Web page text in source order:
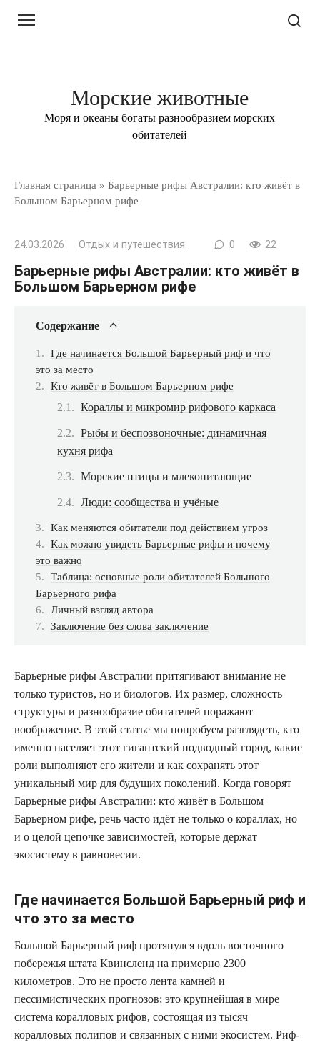
Морские животные
Моря и океаны богаты разнообразием морских
обитателей
Главная страница » Барьерные рифы Австралии: кто живёт в
Большом Барьерном рифе
24.03.2026 Отдых и путешествия 0 22
Барьерные рифы Австралии: кто живёт в
Большом Барьерном рифе
Содержание
Где начинается Большой Барьерный риф и что
это за место
Кто живёт в Большом Барьерном рифе
Кораллы и микромир рифового каркаса
Рыбы и беспозвоночные: динамичная
кухня рифа
Морские птицы и млекопитающие
Люди: сообщества и учёные
Как меняются обитатели под действием угроз
Как можно увидеть Барьерные рифы и почему
это важно
Таблица: основные роли обитателей Большого
Барьерного рифа
Личный взгляд автора
Заключение без слова заключение
Барьерные рифы Австралии притягивают внимание не
только туристов, но и биологов. Их размер, сложность
структуры и разнообразие обитателей поражают
воображение. В этой статье мы попробуем разглядеть, кто
именно населяет этот гигантский подводный город, какие
роли выполняют его жители и как сохранять этот
уникальный мир для будущих поколений. Когда говорят
Барьерные рифы Австралии: кто живёт в Большом
Барьерном рифе, речь часто идёт не только о кораллах, но
и о целой цепочке зависимостей, которые держат
экосистему в равновесии.
Где начинается Большой Барьерный риф и
что это за место
Большой Барьерный риф протянулся вдоль восточного
побережья штата Квинсленд на примерно 2300
километров. Это не просто лента камней и
пессимистических прогнозов; это крупнейшая в мире
система коралловых рифов, состоящая из тысяч
коралловых полипов и связанных с ними экосистем. Риф-